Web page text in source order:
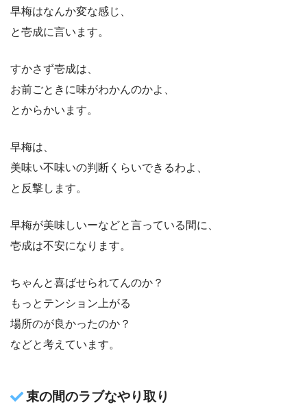
早梅はなんか変な感じ、
と壱成に言います。
すかさず壱成は、
お前ごときに味がわかんのかよ、
とからかいます。
早梅は、
美味い不味いの判断くらいできるわよ、
と反撃します。
早梅が美味しいーなどと言っている間に、
壱成は不安になります。
ちゃんと喜ばせられてんのか？
もっとテンション上がる
場所のが良かったのか？
などと考えています。
束の間のラブなやり取り